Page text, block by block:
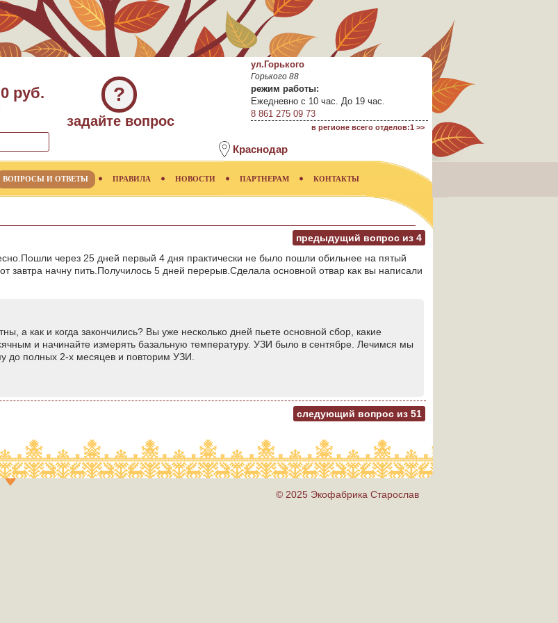
0 руб. ?
задайте вопрос
ул.Горького
Горького 88
режим работы:
Ежедневно с 10 час. До 19 час.
8 861 275 09 73
в регионе всего отделов:1 >>
Краснодар
ВОПРОСЫ И ОТВЕТЫ ПРАВИЛА НОВОСТИ ПАРТНЕРАМ КОНТАКТЫ
предыдущий вопрос из 4
через 25 дней первый 4 дня практически не было пошли обильнее на пятый
завтра начну пить.Получилось 5 дней перерыв.Сделала основной отвар как вы написали
а как и когда закончились? Вы уже несколько дней пьете основной сбор, какие
и начинайте измерять базальную температуру. УЗИ было в сентябре. Лечимся мы
до полных 2-х месяцев и повторим УЗИ.
следующий вопрос из 51
© 2025 Экофабрика Старослав